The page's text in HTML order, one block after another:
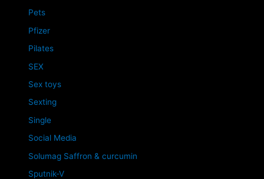
Pets
Pfizer
Pilates
SEX
Sex toys
Sexting
Single
Social Media
Solumag Saffron & curcumin
Sputnik-V